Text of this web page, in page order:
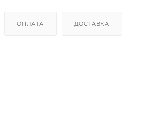
ОПЛАТА ДОСТАВКА